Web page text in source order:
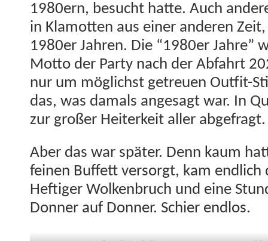
1980ern, besucht hat­te. Auch
in Klam­ot­ten aus ein­er anderen
1980er Jahren. Die “1980er Jahre”
Mot­to der Par­ty nach der Abfahrt
nur um möglichst getreuen Out­fit-
das, was damals ange­sagt war. In
zur großer Heit­erkeit aller abgefragt.
Aber das war später. Denn kaum
feinen Buf­fett ver­sorgt, kam endlich
Heftiger Wolken­bruch und eine
Don­ner auf Don­ner. Schi­er endlos.